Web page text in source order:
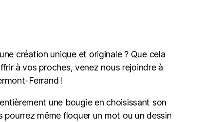
création uniqueet originale?Que cela
à vos proches, venez nous rejoindre à
Ferrand !
une bougie en choisissant son
pourrez même floquer un mot ou un dessin